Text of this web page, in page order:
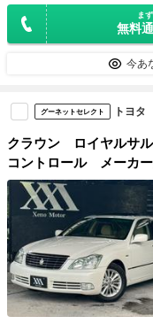
ま
無料
今あ
グーネットセレクト トヨタ
クラウン ロイヤルサ
コントロール メーカ
ート 茶木目内装ベー
ド リアコントロール
ＴＣ